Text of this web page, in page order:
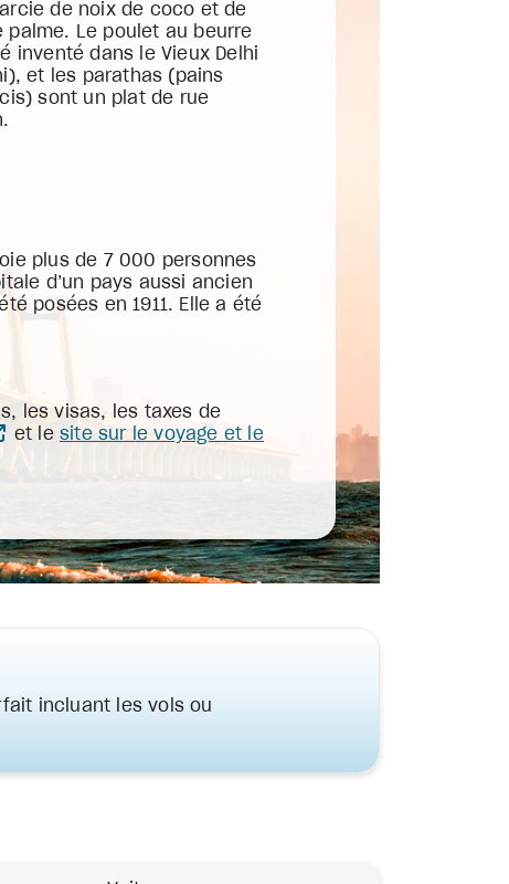
de noix de coco et de
palme. Le poulet au beurre
inventé dans le Vieux Delhi
et les parathas (pains
sont un plat de rue
plus de 7 000 personnes
d’un pays aussi ancien
posées en 1911. Elle a été
les visas, les taxes de
et lesite sur le voyage et le
incluant les vols ou